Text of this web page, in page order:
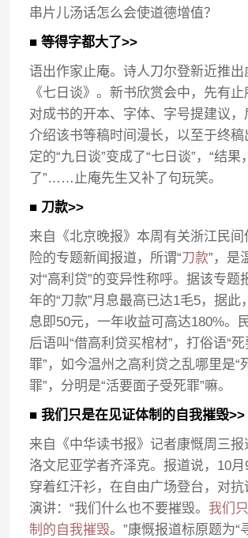
串片儿汤话怎么会使道德增值？
■ 等得字都大了>>
语出作家止庵。诗人刀尔登新近推出
《七日谈》。新书欣赏会中，先有
对成书的开本、字体、字号提建议，
介绍该书等稿时间漫长，以至于终稿
定的“九日谈”变成了“七日谈”，“结果
了”……止庵先生又补了句玩笑。
■ 刀款>>
来自《北京晚报》本周有关浙江民
险的专题新闻报道，所谓“刀款”，是
对“高利贷”的变异性称呼。据该专题
年的“刀款”月息最高已达1毛5，据此
息即50元，一年收益可高达180%。
后语叫“借高利贷买棺材”，打俗语“
罪”，如今温州之高利贷之乱哪里是“
罪”，分明是“活要面子受死罪”嘛。
■ 我们只是在见证体制的自我摧毁>>
来自《中华读书报》记者康慨周三
洛文尼亚学者齐泽克。报道说，10
穿着红汗衫，在自由广场登台，对抗
演讲：“我们什么也不要摧毁。我们
制的自我摧毁。”康慨报道标原题为“